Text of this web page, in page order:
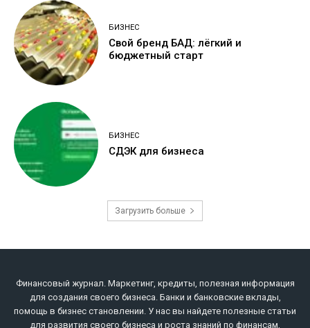
БИЗНЕС
Свой бренд БАД: лёгкий и
бюджетный старт
БИЗНЕС
СДЭК для бизнеса
Загрузить больше
Финансовый журнал. Маркетинг, кредиты, полезная информация
для создания своего бизнеса. Банки и банковские вклады,
помощь в бизнес становлении. У нас вы найдете полезные статьи
для развития своего бизнеса и роста знаний по финансам,